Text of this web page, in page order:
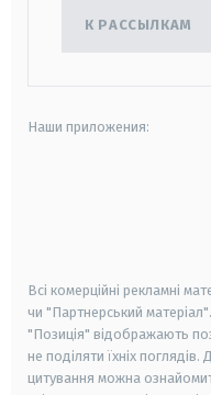
К РАССЫЛКАМ
Наши приложения:
Всі комерційні рекламні
чи "Партнерський
"Позиція" відображають
не поділяти їхніх
цитування можна